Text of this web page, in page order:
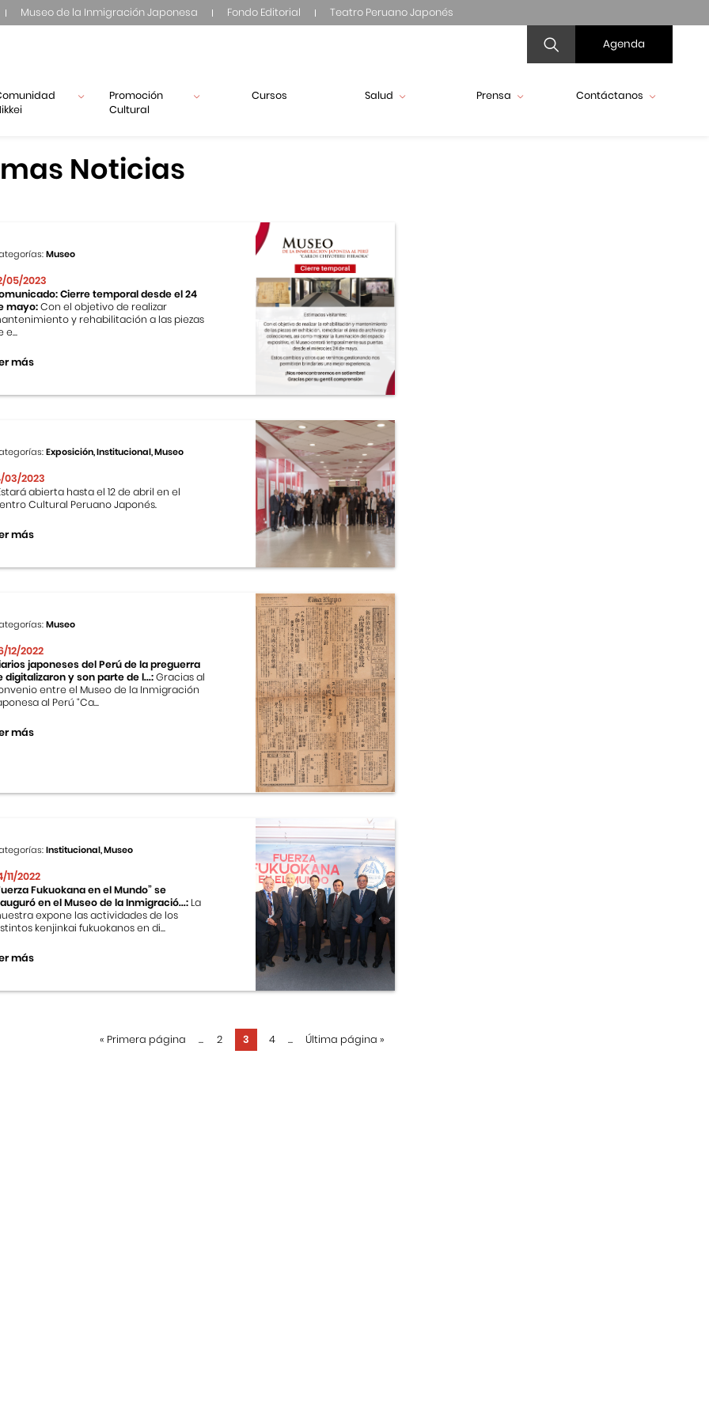
Museo de la Inmigración Japonesa Fondo Editorial Teatro Peruano Japonés
Agenda
Promoción
Cultural
Cursos Salud Prensa Contáctanos
Noticias
Museo
05/2023
Cierre temporal desde el 24
mayo:Con el objetivo de realizar
y rehabilitación a las piezas
e...
más
Exposición, Institucional, Museo
03/2023
abierta hasta el 12 de abril en el
Cultural Peruano Japonés.
más
Museo
12/2022
japoneses del Perú de la preguerra
digitalizaron y son parte de l...:Gracias al
entre el Museo de la Inmigración
al Perú “Ca...
más
Institucional, Museo
11/2022
Fukuokana en el Mundo” se
en el Museo de la Inmigració...: La
expone las actividades de los
kenjinkai fukuokanos en di...
más
« Primera página ... 2 3 4 ... Última página »